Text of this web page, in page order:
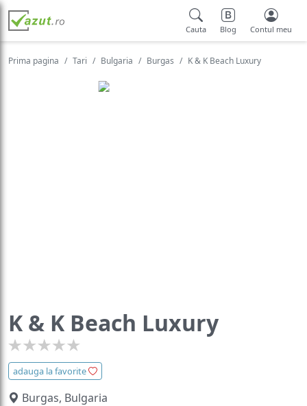
Cauta Blog Contul meu
Prima pagina Tari Bulgaria Burgas K & K Beach Luxury
K & K Beach Luxury
adauga la favorite
Burgas, Bulgaria